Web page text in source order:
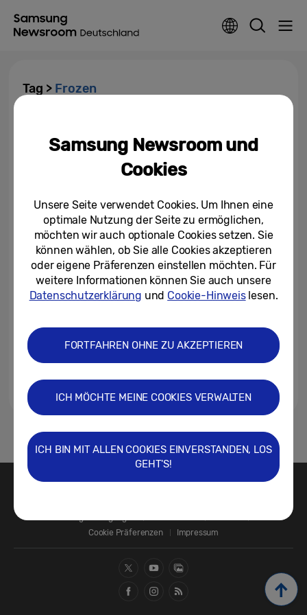
Tag > Frozen
veröffentlichen neue Frozen
AR-Emojis
Cookie Präferenzen
Impressum
Samsung Newsroom und
Cookies
Unsere Seite verwendet Cookies. Um Ihnen eine
optimale Nutzung der Seite zu ermöglichen,
möchten wir auch optionale Cookies setzen. Sie
können wählen, ob Sie alle Cookies akzeptieren
oder eigene Präferenzen einstellen möchten. Für
weitere Informationen können Sie auch unsere
Datenschutzerklärung und Cookie-Hinweislesen.
FORTFAHREN OHNE ZU AKZEPTIEREN
ICH MÖCHTE MEINE COOKIES VERWALTEN
ICH BIN MIT ALLEN COOKIES EINVERSTANDEN, LOS
GEHT'S!